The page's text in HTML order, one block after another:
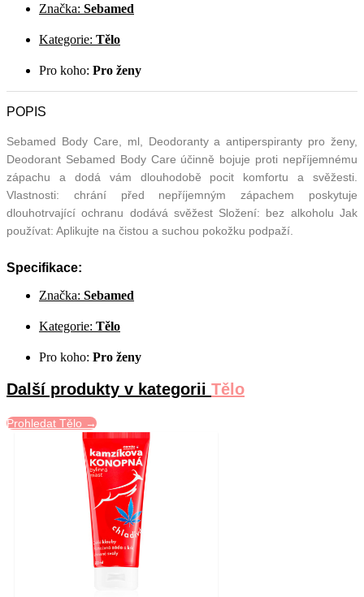
Značka: Sebamed
Kategorie: Tělo
Pro koho: Pro ženy
POPIS
Sebamed Body Care, ml, Deodoranty a antiperspiranty pro ženy,
Deodorant Sebamed Body Care účinně bojuje proti nepříjemnému
zápachu a dodá vám dlouhodobě pocit komfortu a svěžesti.
Vlastnosti: chrání před nepříjemným zápachem poskytuje
dlouhotrvající ochranu dodává svěžest Složení: bez alkoholu Jak
používat: Aplikujte na čistou a suchou pokožku podpaží.
Specifikace:
Značka: Sebamed
Kategorie: Tělo
Pro koho: Pro ženy
Další produkty v kategorii Tělo
Prohledat Tělo →